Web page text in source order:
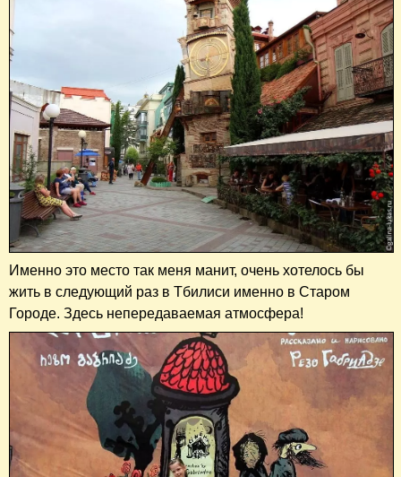
Именно это место так меня манит, очень хотелось бы
жить в следующий раз в Тбилиси именно в Старом
Городе. Здесь непередаваемая атмосфера!